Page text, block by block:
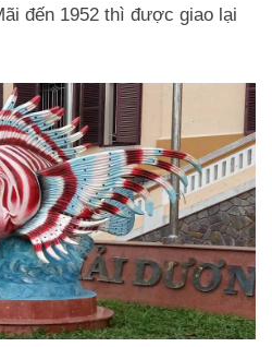
đến 1952 thì được giao lại